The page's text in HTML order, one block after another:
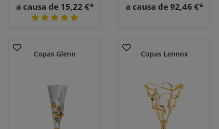
a causa de 15,22 €* a causa de 92,46 €*
Copas Glenn Copas Lennox